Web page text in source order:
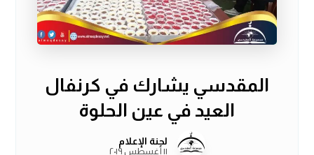
المقدسي يشارك في كرنفال
العيد في عين الحلوة
لجنة الإعلام
١١ أغسطس ٢٠١٩